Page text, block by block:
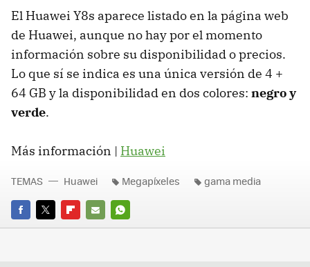
El Huawei Y8s aparece listado en la página web
de Huawei, aunque no hay por el momento
información sobre su disponibilidad o precios.
Lo que sí se indica es una única versión de 4 +
64 GB y la disponibilidad en dos colores: negro y
verde.
Más información | Huawei
FACEBOOK
TWITTERFLIPBOARD
E-
WHATSAPP
TEMAS Huawei Megapíxeles gama media